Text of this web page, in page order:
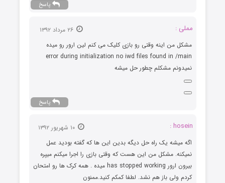
پاسخ
مملی :
۲۶ مرداد ۱۳۹۲
مشکل من اینه وقتی رو بازی کلیک می کنم لین ارور رو میده
error during initialization no iwd files found in /main
نمیدونم مشکلم چطور حل میشه
پاسخ
hosein :
۱۰ شهریور ۱۳۹۲
اگه میشه یک راه حل دیگه بدین این ها که گفته بودید عمل
نمیکنه. مشکل من این هست که وقتی بازی را اجرا میکنم میپره
بیرون ارور has stopped working میده . همه کرک ها رو امتحان
کردم ولی باز هم نشد. لطفا کمکم کنید.ممنون